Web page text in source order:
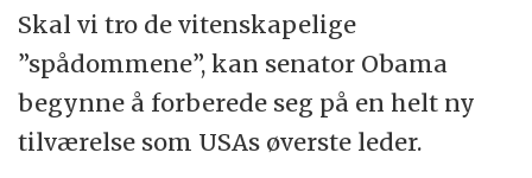
Beløpet er større enn det brutto
nasjonalproduktet i et fattig land som
Belize, men fortsatt mindre enn det
amerikanerne brukte på å feire årets
et nesten enstemmig ønske om at Barack
Obama blir valgt, mens støtten til John
McCain er svært lav, sier
meningsmålingsinstituttet om målingen i
Skal vi tro de vitenskapelige
”spådommene”, kan senator Obama
begynne å forberede seg på en helt ny
tilværelse som USAs øverste leder.